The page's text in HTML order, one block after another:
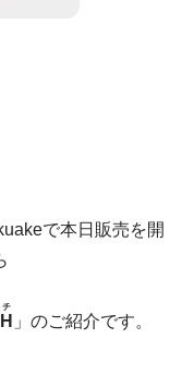
で本日販売を開
」のご紹介です。